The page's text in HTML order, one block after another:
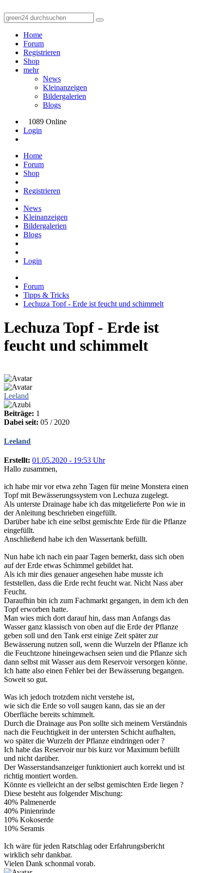
Home
Forum
Registrieren
Shop
mehr
News
Kleinanzeigen
Bildergalerien
Blogs
1089 Online
Login
Home
Forum
Shop
Registrieren
News
Kleinanzeigen
Bildergalerien
Blogs
Login
Forum
Tipps & Tricks
Lechuza Topf - Erde ist feucht und schimmelt
Lechuza Topf - Erde ist
feucht und schimmelt
Leeland
Beiträge: 1
Dabei seit: 05 / 2020
Leeland
Erstellt: 01.05.2020 - 19:53 Uhr
Hallo zusammen,
ich habe mir vor etwa zehn Tagen für meine Monstera einen
Topf mit Bewässerungssystem von Lechuza zugelegt.
Als unterste Drainage habe ich das mitgelieferte Pon wie in
der Anleitung beschrieben eingefüllt.
Darüber habe ich eine selbst gemischte Erde für die Pflanze
eingefüllt.
Anschließend habe ich den Wassertank befüllt.
Nun habe ich nach ein paar Tagen bemerkt, dass sich oben
auf der Erde etwas Schimmel gebildet hat.
Als ich mir dies genauer angesehen habe musste ich
feststellen, dass die Erde recht feucht war. Nicht Nass aber
Feucht.
Daraufhin bin ich zum Fachmarkt gegangen, in dem ich den
Topf erworben hatte.
Man wies mich dort darauf hin, dass man Anfangs das
Wasser ganz klassisch von oben auf die Erde der Pflanze
geben soll und den Tank erst einige Zeit später zur
Bewässerung nutzen soll, wenn die Wurzeln der Pflanze ich
die Feuchtzone hineingewachsen seien und die Pflanze sich
dann selbst mit Wasser aus dem Reservoir versorgen könne.
Ich hatte also einen Fehler bei der Bewässerung begangen.
Soweit so gut.
Was ich jedoch trotzdem nicht verstehe ist,
wie sich die Erde so voll saugen kann, das sie an der
Oberfläche bereits schimmelt.
Durch die Drainage aus Pon sollte sich meinem Verständnis
nach die Feuchtigkeit in der untersten Schicht aufhalten,
wo später die Wurzeln der Pflanze eindringen oder ?
Ich habe das Reservoir nur bis kurz vor Maximum befüllt
und nicht darüber.
Der Wasserstandsanzeiger funktioniert auch korrekt und ist
richtig montiert worden.
Könnte es vielleicht an der selbst gemischten Erde liegen ?
Diese besteht aus folgender Mischung:
40% Palmenerde
40% Pinienrinde
10% Kokoserde
10% Seramis
Ich wäre für jeden Ratschlag oder Erfahrungsbericht
wirklich sehr dankbar.
Vielen Dank schonmal vorab.